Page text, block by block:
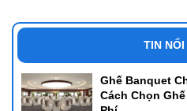
TIN
Ghế Banquet
Cách Chọn